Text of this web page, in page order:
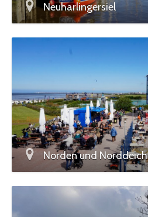
Neuharlingersiel
Norden und Norddeich